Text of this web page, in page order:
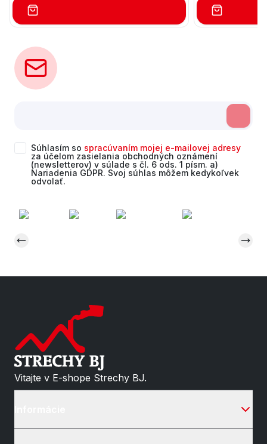
podlaží, filtračné a drenážne systémy
podlaží,
Súhlasím so spracúvaním mojej e-mailovej adresy
za účelom zasielania obchodných oznámení
(newsletterov) v súlade s čl. 6 ods. 1 písm. a)
Nariadenia GDPR. Svoj súhlas môžem kedykoľvek
odvolať.
Vitajte v E-shope Strechy BJ.